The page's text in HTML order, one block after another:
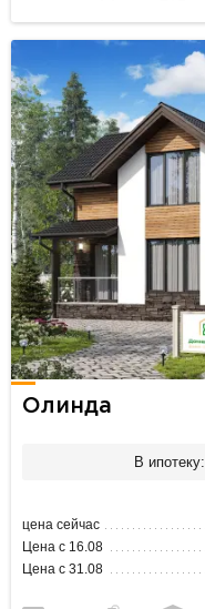
Олинда
В ипотеку:
цена сейчас
Цена с 16.08
Цена с 31.08